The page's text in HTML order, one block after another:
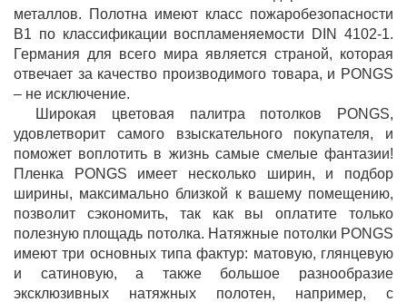
металлов. Полотна имеют класс пожаробезопасности
B1 по классификации воспламеняемости DIN 4102-1.
Германия для всего мира является страной, которая
отвечает за качество производимого товара, и PONGS
– не исключение.
Широкая цветовая палитра потолков PONGS,
удовлетворит самого взыскательного покупателя, и
поможет воплотить в жизнь самые смелые фантазии!
Пленка PONGS имеет несколько ширин, и подбор
ширины, максимально близкой к вашему помещению,
позволит сэкономить, так как вы оплатите только
полезную площадь потолка. Натяжные потолки PONGS
имеют три основных типа фактур: матовую, глянцевую
и сатиновую, а также большое разнообразие
эксклюзивных натяжных полотен, например, с